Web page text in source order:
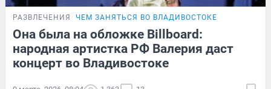
РАЗВЛЕЧЕНИЯ ЧЕМ ЗАНЯТЬСЯ ВО ВЛАДИВОСТОКЕ
Она была на обложке Billboard:
народная артистка РФ Валерия даст
концерт во Владивостоке